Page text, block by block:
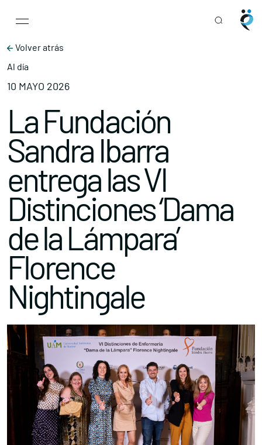
Main Navigation
Volver atrás
Al día
10 MAYO 2026
La Fundación
Sandra Ibarra
entrega las VI
Distinciones ‘Dama
de la Lámpara’
Florence
Nightingale